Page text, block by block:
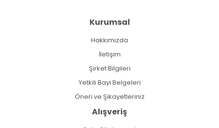
Kurumsal
Hakkımızda
İletişim
Şirket Bilgileri
Yetkili Bayi Belgeleri
Öneri ve Şikayetleriniz
Alışveriş